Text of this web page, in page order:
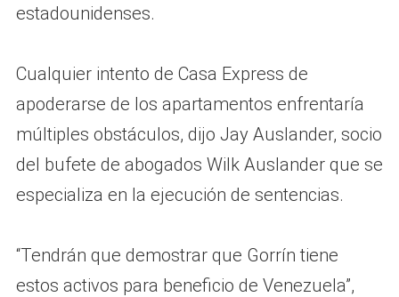
estadounidenses.
Cualquier intento de Casa Express de
apoderarse de los apartamentos enfrentaría
múltiples obstáculos, dijo Jay Auslander, socio
del bufete de abogados Wilk Auslander que se
especializa en la ejecución de sentencias.
“Tendrán que demostrar que Gorrín tiene
estos activos para beneficio de Venezuela”,